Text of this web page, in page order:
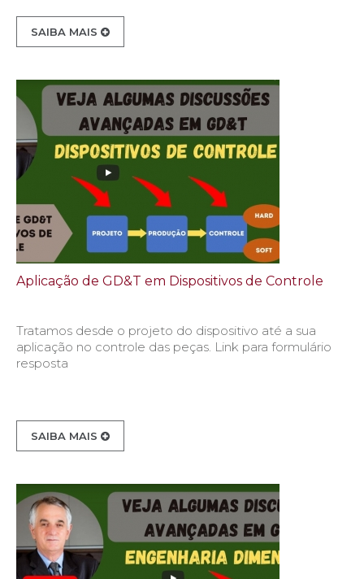
SAIBA MAIS
Aplicação de GD&T em Dispositivos de Controle
Tratamos desde o projeto do dispositivo até a sua
aplicação no controle das peças. Link para formulário
resposta
SAIBA MAIS